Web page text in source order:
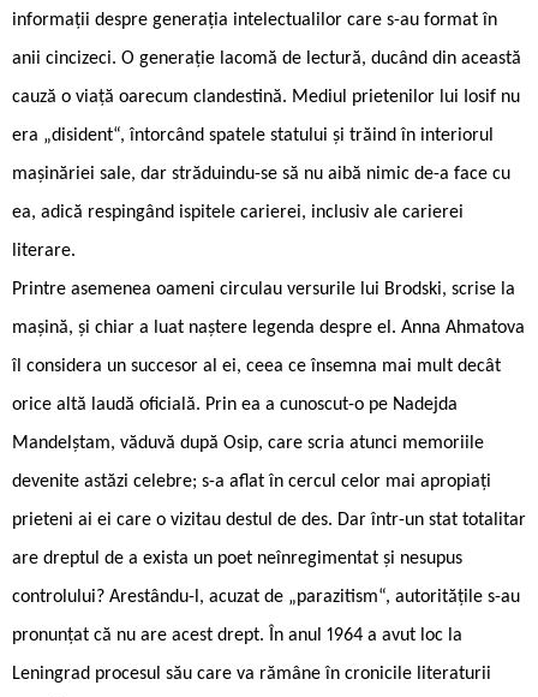
informații despre generația intelectualilor care s-au format în
anii cincizeci. O generație lacomă de lectură, ducând din această
cauză o viață oarecum clandestină. Mediul prietenilor lui Iosif nu
era „disident“, întorcând spatele statului și trăind în interiorul
mașinăriei sale, dar străduindu-se să nu aibă nimic de-a face cu
ea, adică respingând ispitele carierei, inclusiv ale carierei
literare.
Printre asemenea oameni circulau versurile lui Brodski, scrise la
mașină, și chiar a luat naștere legenda despre el. Anna Ahmatova
îl considera un succesor al ei, ceea ce însemna mai mult decât
orice altă laudă oficială. Prin ea a cunoscut-o pe Nadejda
Mandelștam, văduvă după Osip, care scria atunci memoriile
devenite astăzi celebre; s-a aflat în cercul celor mai apropiați
prieteni ai ei care o vizitau destul de des. Dar într-un stat totalitar
are dreptul de a exista un poet neînregimentat și nesupus
controlului? Arestându-l, acuzat de „parazitism“, autoritățile s-au
pronunțat că nu are acest drept. În anul 1964 a avut loc la
Leningrad procesul său care va rămâne în cronicile literaturii